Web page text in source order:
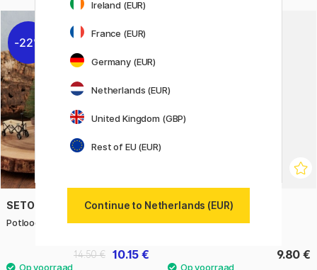
22%
SETO CRAFT
Potloodetui Roll Up
10.15 €
14.50 €
IWAKO
Puzzelgummen Insecten
9.80 €
Ireland (EUR)
France (EUR)
Germany (EUR)
Netherlands (EUR)
United Kingdom (GBP)
Rest of EU (EUR)
Continue to Netherlands (EUR)